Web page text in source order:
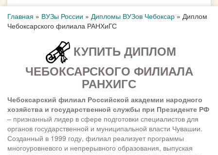
Главная » ВУЗы России » Дипломы ВУЗов Чебоксар » Диплом
Чебоксарского филиала РАНХиГС
КУПИТЬ ДИПЛОМ
ЧЕБОКСАРСКОГО ФИЛИАЛА
РАНХИГС
Чебоксарский филиал Российской академии народного
хозяйства и государственной службы при Президенте РФ
– признанный лидер в сфере подготовки специалистов для
органов государственной и муниципальной власти Чувашии.
Созданный в 1999 году, филиал реализует программы
многоуровневого и непрерывного образования, выпуская